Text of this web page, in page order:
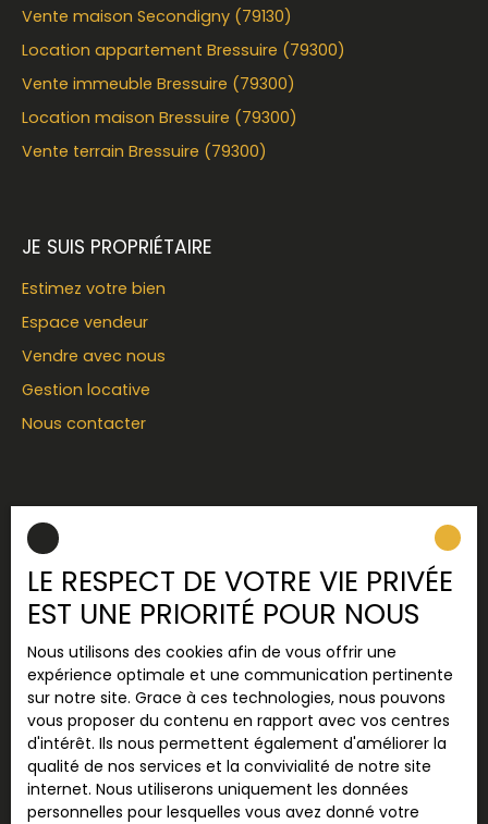
Vente maison Secondigny (79130)
Location appartement Bressuire (79300)
Vente immeuble Bressuire (79300)
Location maison Bressuire (79300)
Vente terrain Bressuire (79300)
JE SUIS PROPRIÉTAIRE
Estimez votre bien
Espace vendeur
Vendre avec nous
Gestion locative
Nous contacter
INFORMATIONS
Recrutement
Nos honoraires
Mentions légales
Politique de confidentialité
Plan du site
Gérer les cookies
Propulsé par
LE RESPECT DE VOTRE VIE PRIVÉE
EST UNE PRIORITÉ POUR NOUS
Nous utilisons des cookies afin de vous offrir une
expérience optimale et une communication pertinente
sur notre site. Grace à ces technologies, nous pouvons
vous proposer du contenu en rapport avec vos centres
d'intérêt. Ils nous permettent également d'améliorer la
qualité de nos services et la convivialité de notre site
internet. Nous utiliserons uniquement les données
personnelles pour lesquelles vous avez donné votre